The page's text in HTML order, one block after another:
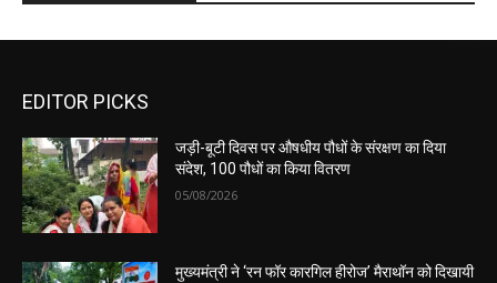
EDITOR PICKS
जड़ी-बूटी दिवस पर औषधीय पौधों के संरक्षण का दिया
संदेश, 100 पौधों का किया वितरण
05/08/2026
मुख्यमंत्री ने ‘रन फॉर कारगिल हीरोज’ मैराथॉन को दिखायी